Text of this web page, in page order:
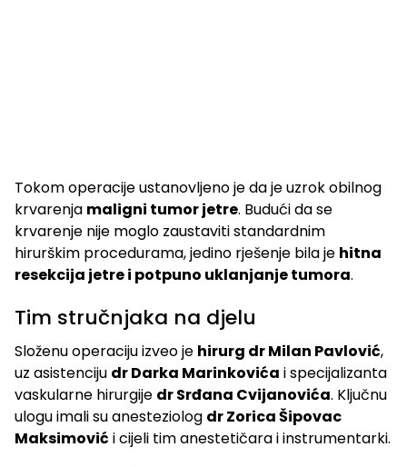
Tokom operacije ustanovljeno je da je uzrok obilnog
krvarenja maligni tumor jetre. Budući da se
krvarenje nije moglo zaustaviti standardnim
hirurškim procedurama, jedino rješenje bila je hitna
resekcija jetre i potpuno uklanjanje tumora.
Tim stručnjaka na djelu
Složenu operaciju izveo je hirurg dr Milan Pavlović,
uz asistenciju dr Darka Marinkovića i specijalizanta
vaskularne hirurgije dr Srđana Cvijanovića. Ključnu
ulogu imali su anesteziolog dr Zorica Šipovac
Maksimović i cijeli tim anestetičara i instrumentarki.